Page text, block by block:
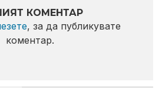
КОМЕНТАР
, за да публикувате
коментар.